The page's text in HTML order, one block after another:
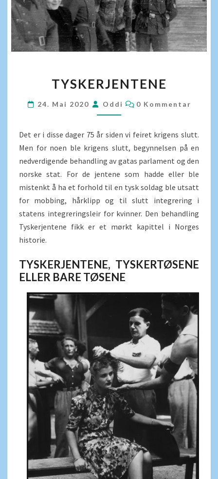
TYSKERJENTENE
24. Mai 2020 Oddi KOMMENTARER
0 Kommentar
Det er i disse dager 75 år siden vi feiret krigens slutt.
Men for noen ble krigens slutt, begynnelsen på en
nedverdigende behandling av gatas parlament og den
norske stat. For de jentene som hadde eller ble
mistenkt å ha et forhold til en tysk soldag ble utsatt
for mobbing, hårklipp og til slutt integrering i
statens integreringsleir for kvinner. Den behandling
Tyskerjentene fikk er et mørkt kapittel i Norges
historie.
TYSKERJENTENE, TYSKERTØSENE
ELLER BARE TØSENE